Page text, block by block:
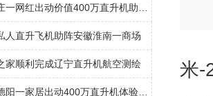
人直升飞机助阵安徽淮南一商场
家顺利完成辽宁直升机航空测绘
米-